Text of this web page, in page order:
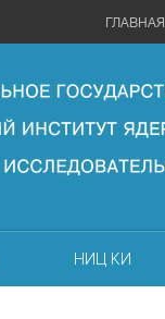
ГЛАВНАЯ
НИЦ КИ